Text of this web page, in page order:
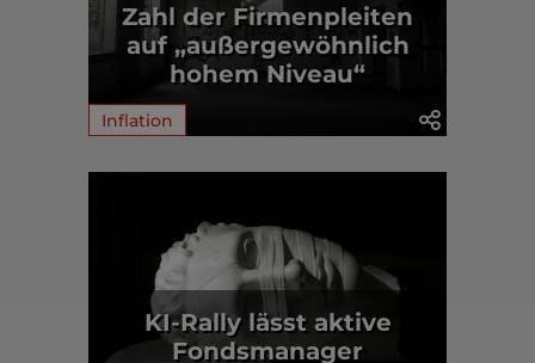
Zahl der Firmenpleiten
auf „außergewöhnlich
hohem Niveau“
Inflation
KI-Rally lässt aktive
Fondsmanager